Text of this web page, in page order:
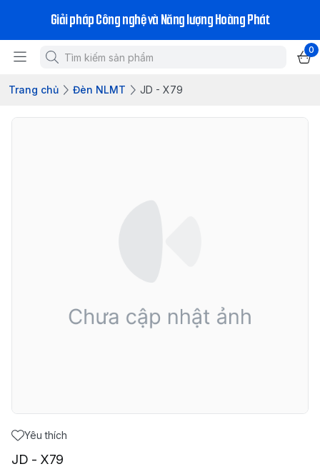
Giải pháp Công nghệ và Năng lượng Hoàng Phát
0
Trang chủ Đèn NLMT JD - X79
Yêu thích
JD - X79